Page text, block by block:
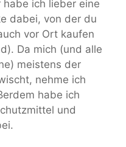
habe ich lieber eine
dabei, von der du
vor Ort kaufen
Da mich (und alle
meistens der
nehme ich
habe ich
und